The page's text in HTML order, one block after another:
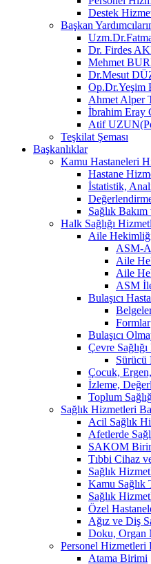
Destek
Başkan
Dr. Firdes
Mehmet
Dr.Mesut
Op.Dr.Yeşim
Ahmet Alper
İbrahim Eray
Atif
Teşkilat Şeması
Başkanlıklar
Kamu Hastaneleri
Hastane
İstatistik,
Sağlık
Halk Sağlığı
Aile
ASM-
Aile
Aile
ASM
Bulaşıcı
Formlar
Bulaşıcı
Çevre
Sürücü
Çocuk,
İzleme,
Toplum
Sağlık Hizmetleri
Acil Sağlık
Afetlerde
SAKOM
Tıbbi Cihaz
Sağlık
Kamu Sağlık
Sağlık
Özel
Ağız ve Diş
Doku, Organ
Personel Hizmetleri
Atama Birimi